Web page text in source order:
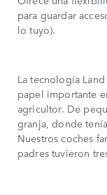
para guardar
lo tuyo).
La tecnología
papel importante
agricultor. De
granja, donde
Nuestros coches
padres tuvieron